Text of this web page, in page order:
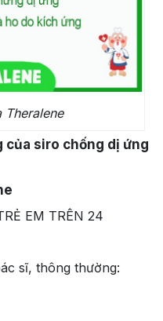
Theralene
của siro chống dị ứng
EM TRÊN 24
sĩ, thông thường: